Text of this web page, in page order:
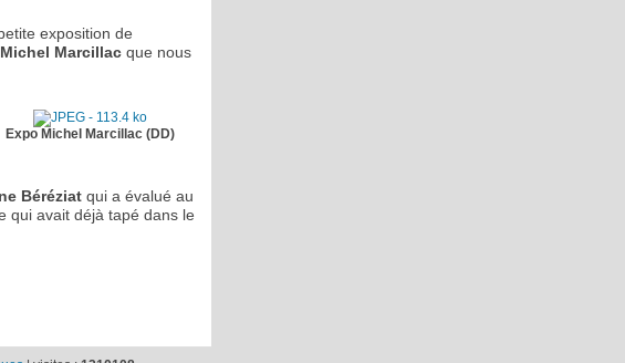
exposition de
Michel Marcillacque nous
Expo Michel Marcillac (DD)
Béréziatqui a évalué au
qui avait déjà tapé dans le